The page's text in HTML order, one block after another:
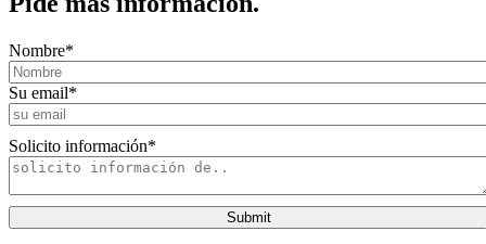
Nombre*
Su email*
Solicito información*
Submit